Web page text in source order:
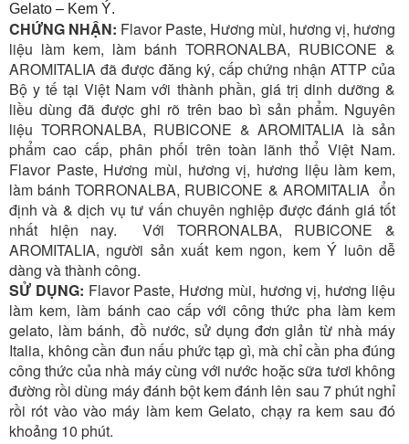
Gelato – Kem Ý.
CHỨNG NHẬN: Flavor Paste, Hương mùi, hương vị, hương
liệu làm kem, làm bánh TORRONALBA, RUBICONE &
AROMITALIA đã được đăng ký, cấp chứng nhận ATTP của
Bộ y tế tại Việt Nam với thành phần, giá trị dinh dưỡng &
liều dùng đã được ghi rõ trên bao bì sản phẩm. Nguyên
liệu TORRONALBA, RUBICONE & AROMITALIA là sản
phẩm cao cấp, phân phối trên toàn lãnh thổ Việt Nam.
Flavor Paste, Hương mùi, hương vị, hương liệu làm kem,
làm bánhTORRONALBA, RUBICONE & AROMITALIA ổn
định và & dịch vụ tư vấn chuyên nghiệp được đánh giá tốt
nhất hiện nay. Với TORRONALBA, RUBICONE &
AROMITALIA, người sản xuất kem ngon, kem Ý luôn dễ
dàng và thành công.
SỬ DỤNG: Flavor Paste, Hương mùi, hương vị, hương liệu
làm kem, làm bánh cao cấp với công thức pha làm kem
gelato, làm bánh, đồ nước, sử dụng đơn giản từ nhà máy
Italia, không cần đun nấu phức tạp gì, mà chỉ cần pha đúng
công thức của nhà máy cùng với nước hoặc sữa tươi không
đường rồi dùng máy đánh bột kem đánh lên sau 7 phút nghỉ
rồi rót vào vào máy làm kem Gelato, chạy ra kem sau đó
khoảng 10 phút.